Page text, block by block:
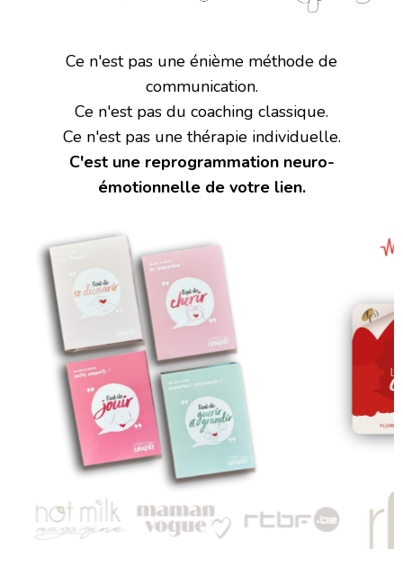
Ce n'est pas une énième méthode de
communication.
Ce n'est pas du coaching classique.
Ce n'est pas une thérapie individuelle.
C'est une reprogrammation neuro-
émotionnelle de votre lien.